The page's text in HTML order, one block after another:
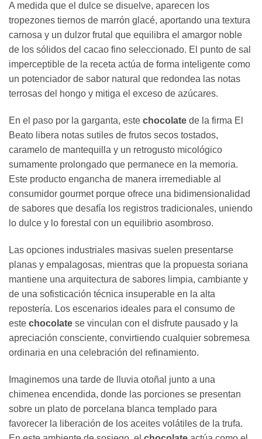
A medida que el dulce se disuelve, aparecen los
tropezones tiernos de marrón glacé, aportando una textura
carnosa y un dulzor frutal que equilibra el amargor noble
de los sólidos del cacao fino seleccionado. El punto de sal
imperceptible de la receta actúa de forma inteligente como
un potenciador de sabor natural que redondea las notas
terrosas del hongo y mitiga el exceso de azúcares.
En el paso por la garganta, este chocolate de la firma El
Beato libera notas sutiles de frutos secos tostados,
caramelo de mantequilla y un retrogusto micológico
sumamente prolongado que permanece en la memoria.
Este producto engancha de manera irremediable al
consumidor gourmet porque ofrece una bidimensionalidad
de sabores que desafía los registros tradicionales, uniendo
lo dulce y lo forestal con un equilibrio asombroso.
Las opciones industriales masivas suelen presentarse
planas y empalagosas, mientras que la propuesta soriana
mantiene una arquitectura de sabores limpia, cambiante y
de una sofisticación técnica insuperable en la alta
repostería. Los escenarios ideales para el consumo de
este chocolate se vinculan con el disfrute pausado y la
apreciación consciente, convirtiendo cualquier sobremesa
ordinaria en una celebración del refinamiento.
Imaginemos una tarde de lluvia otoñal junto a una
chimenea encendida, donde las porciones se presentan
sobre un plato de porcelana blanca templado para
favorecer la liberación de los aceites volátiles de la trufa.